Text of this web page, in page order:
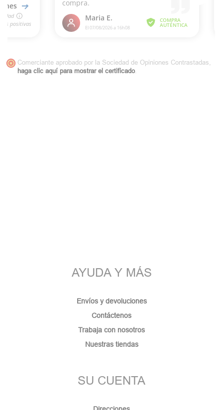
Comerciante aprobado por la Sociedad de Opiniones Contrastadas,
haga clic aquí para mostrar el certificado.
AYUDA Y MÁS
Envíos y devoluciones
Contáctenos
Trabaja con nosotros
Nuestras tiendas
SU CUENTA